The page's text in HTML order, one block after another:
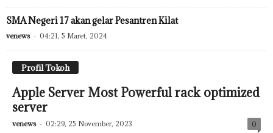
SMA Negeri 17 akan gelar Pesantren Kilat
venews - 04:21, 5 Maret, 2024
Profil Tokoh
Apple Server Most Powerful rack optimized
server
venews - 02:29, 25 November, 2023 0